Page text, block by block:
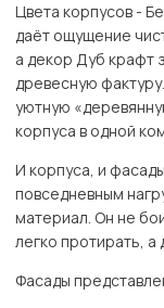
Цвета корпусов -
даёт ощущение
а декор Дуб крафт
древесную
уютную
корпуса в одной
И корпуса, и
повседневным
материал. Он не
легко протирать,
Фасады